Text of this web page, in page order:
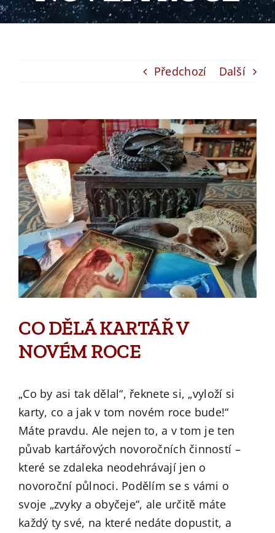
Předchozí Další
View
Larger
Image
CO DĚLÁ KARTÁŘ V
NOVÉM ROCE
„Co by asi tak dělal“, řeknete si, „vyloží si
karty, co a jak v tom novém roce bude!“
Máte pravdu. Ale nejen to, a v tom je ten
půvab kartářových novoročních činností –
které se zdaleka neodehrávají jen o
novoroční půlnoci. Podělím se s vámi o
svoje „zvyky a obyčeje“, ale určitě máte
každý ty své, na které nedáte dopustit, a